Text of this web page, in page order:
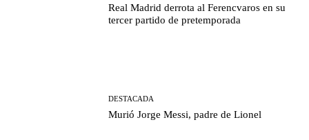
Real Madrid derrota al Ferencvaros en su
tercer partido de pretemporada
DESTACADA
Murió Jorge Messi, padre de Lionel